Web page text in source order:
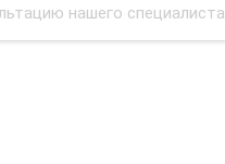
нашего специалиста